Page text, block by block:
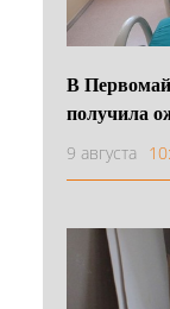
В
получила
9 августа